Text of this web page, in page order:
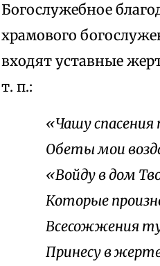
Богослужебное
храмового
входят уставные
т. п.:
«Чашу спасения
Обеты мои
«Войду в дом
Которые
Всесожжения
Принесу в